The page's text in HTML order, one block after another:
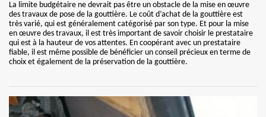
La limite budgétaire ne devrait pas être un obstacle de la mise en œuvre
des travaux de pose de la gouttière. Le coût d’achat de la gouttière est
très varié, qui est généralement catégorisé par son type. Et pour la mise
en œuvre des travaux, il est très important de savoir choisir le prestataire
qui est à la hauteur de vos attentes. En coopérant avec un prestataire
fiable, il est même possible de bénéficier un conseil précieux en terme de
choix et également de la préservation de la gouttière.